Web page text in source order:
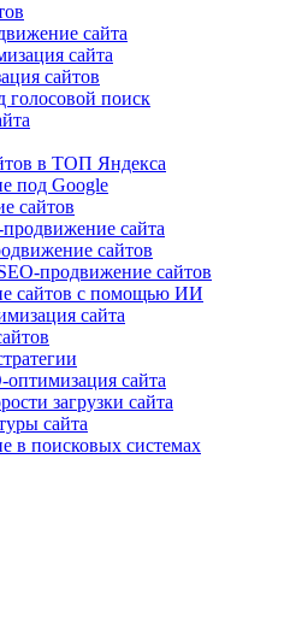
сайта
сайта
сайтов
голосовой поиск
в ТОП Яндекса
под Google
сайтов
сайта
сайтов
продвижение сайтов
сайтов с помощью ИИ
сайта
оптимизация сайта
загрузки сайта
сайта
в поисковых системах